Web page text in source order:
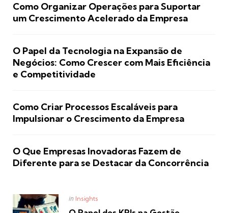
Como Organizar Operações para Suportar
um Crescimento Acelerado da Empresa
O Papel da Tecnologia na Expansão de
Negócios: Como Crescer com Mais Eficiência
e Competitividade
Como Criar Processos Escaláveis para
Impulsionar o Crescimento da Empresa
O Que Empresas Inovadoras Fazem de
Diferente para se Destacar da Concorrência
Posted
in Insights